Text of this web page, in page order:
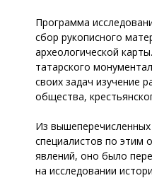
Программа
сбор рукописного
археологической
татарского
своих задач изучение
общества,
Из
специалистов по этим
явлений, оно было
на исследовании